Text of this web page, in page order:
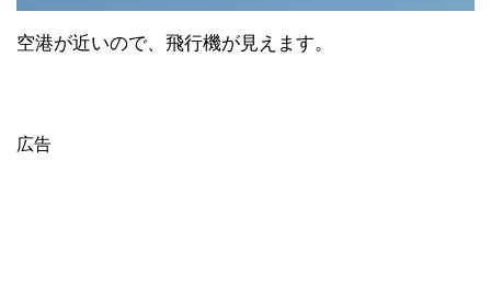
空港が近いので、飛行機が見えます。
広告